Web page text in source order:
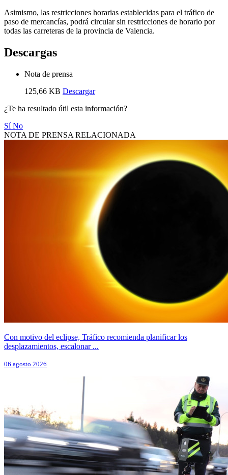
Asimismo, las restricciones horarias establecidas para el tráfico de
paso de mercancías, podrá circular sin restricciones de horario por
todas las carreteras de la provincia de Valencia.
Descargas
Nota de prensa
125,66 KB Descargar
¿Te ha resultado útil esta información?
SíNo
NOTA DE PRENSA RELACIONADA
Con motivo del eclipse, Tráfico recomienda planificar los
desplazamientos, escalonar ...
06 agosto 2026